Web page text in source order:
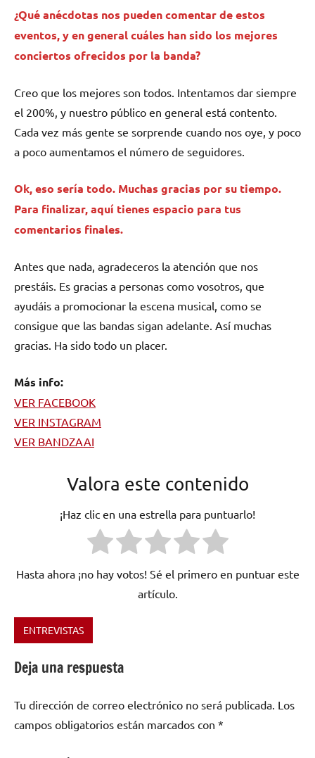
¿Qué anécdotas nos pueden comentar de estos
eventos, y en general cuáles han sido los mejores
conciertos ofrecidos por la banda?
Creo que los mejores son todos. Intentamos dar siempre
el 200%, y nuestro público en general está contento.
Cada vez más gente se sorprende cuando nos oye, y poco
a poco aumentamos el número de seguidores.
Ok, eso sería todo. Muchas gracias por su tiempo.
Para finalizar, aquí tienes espacio para tus
comentarios finales.
Antes que nada, agradeceros la atención que nos
prestáis. Es gracias a personas como vosotros, que
ayudáis a promocionar la escena musical, como se
consigue que las bandas sigan adelante. Así muchas
gracias. Ha sido todo un placer.
Más info:
VER FACEBOOK
VER INSTAGRAM
VER BANDZAAI
Valora este contenido
¡Haz clic en una estrella para puntuarlo!
Hasta ahora ¡no hay votos! Sé el primero en puntuar este
artículo.
Etiquetado
España,
rock,
Trivoid
ENTREVISTAS
Deja una respuesta
Tu dirección de correo electrónico no será publicada. Los
campos obligatorios están marcados con *